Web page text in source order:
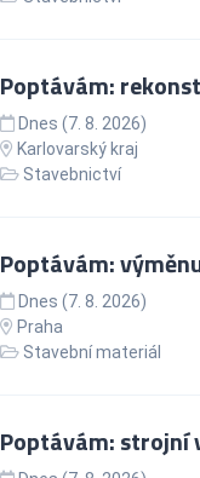
Poptávám:
Dnes (7. 8. 2026)
Karlovarský kraj
Stavebnictví
Poptávám:
Dnes (7. 8. 2026)
Praha
Stavební materiál
Poptávám: strojní